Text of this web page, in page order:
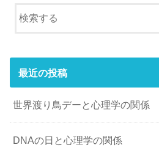
最近の投稿
世界渡り鳥デーと心理学の関係
DNAの日と心理学の関係